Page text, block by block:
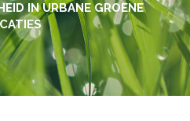
IN URBANE GROENE